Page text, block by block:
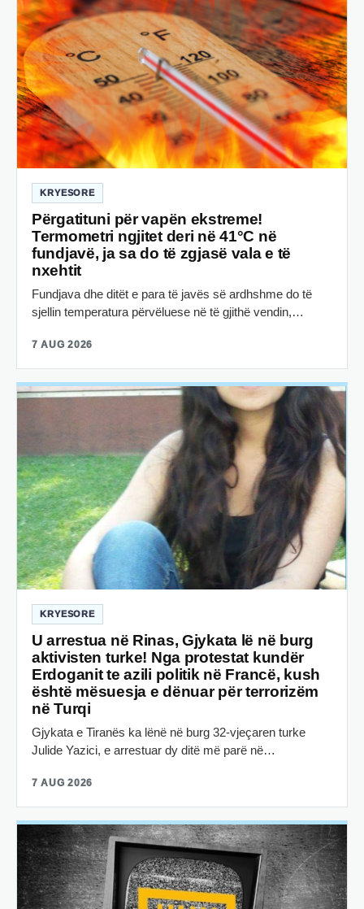
KRYESORE
Përgatituni për vapën ekstreme!
Termometri ngjitet deri në 41°C në
fundjavë, ja sa do të zgjasë vala e të
nxehtit
Fundjava dhe ditët e para të javës së ardhshme do të
sjellin temperatura përvëluese në të gjithë vendin,…
7 AUG 2026
KRYESORE
U arrestua në Rinas, Gjykata lë në burg
aktivisten turke! Nga protestat kundër
Erdoganit te azili politik në Francë, kush
është mësuesja e dënuar për terrorizëm
në Turqi
Gjykata e Tiranës ka lënë në burg 32-vjeçaren turke
Julide Yazici, e arrestuar dy ditë më parë në…
7 AUG 2026